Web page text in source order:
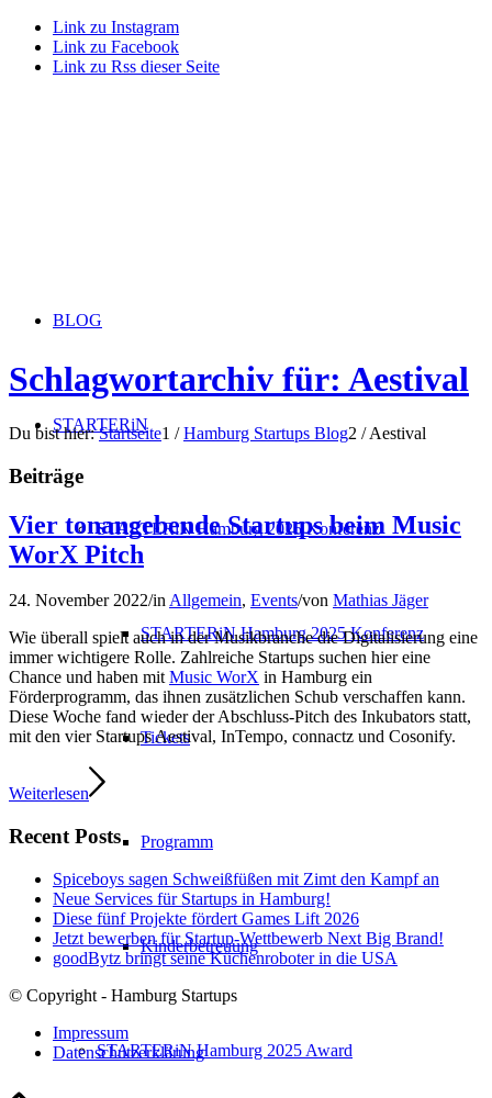
Link zu Instagram
Link zu Facebook
Link zu Rss dieser Seite
BLOG
STARTERiN
STARTERiN Hamburg 2025 Konferenz
STARTERiN Hamburg 2025 Konferenz
Tickets
Programm
Kinderbetreuung
STARTERiN Hamburg 2025 Award
Schlagwortarchiv für: Aestival
Du bist hier: Startseite1 / Hamburg Startups Blog2 / Aestival
Beiträge
Vier tonangebende Startups beim Music
WorX Pitch
24. November 2022/inAllgemein, Events/von Mathias Jäger
Wie überall spielt auch in der Musikbranche die Digitalisierung eine
immer wichtigere Rolle. Zahlreiche Startups suchen hier eine
Chance und haben mitMusic WorX in Hamburg ein
Förderprogramm, das ihnen zusätzlichen Schub verschaffen kann.
Diese Woche fand wieder der Abschluss-Pitch des Inkubators statt,
mit den vier Startups Aestival, InTempo, connactz und Cosonify.
Weiterlesen
Recent Posts
Spiceboys sagen Schweißfüßen mit Zimt den Kampf an
Neue Services für Startups in Hamburg!
Diese fünf Projekte fördert Games Lift 2026
Jetzt bewerben für Startup-Wettbewerb Next Big Brand!
goodBytz bringt seine Küchenroboter in die USA
© Copyright - Hamburg Startups
Impressum
Datenschutzerklärung